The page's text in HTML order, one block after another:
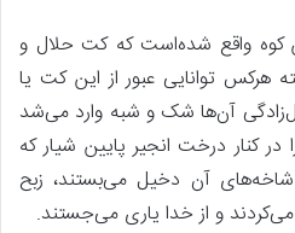
کوه واقع شده‌است که کت حلال و
هرکس توانایی عبور از این کت یا
آن‌ها شک و شبه وارد می‌شد
کنار درخت انجیر پایین شیار که
آن دخیل می‌بستند، زبح
می‌کردند و از خدا یاری می‌جستند.